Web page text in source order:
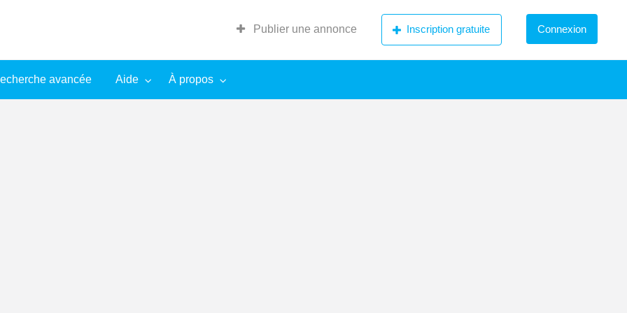
Publier une annonce Inscription gratuite Connexion
avancée Aide À propos